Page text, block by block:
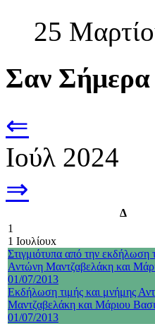
25
Σαν Σήμερα
⇐
Ιούλ 2024
⇒
Δ
1
1 Ιουλίουx
Στιγμιότυπα από την εκδήλωση
Αντώνη Μαντζαβελάκη και
01/07/2013
Εκδήλωση τιμής και μνήμης
Μαντζαβελάκη και Μάριου
01/07/2013